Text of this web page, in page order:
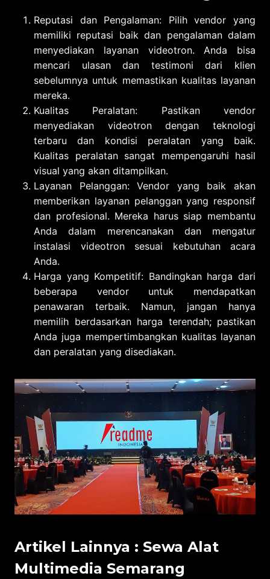
Reputasi dan Pengalaman: Pilih vendor yang
memiliki reputasi baik dan pengalaman dalam
menyediakan layanan videotron. Anda bisa
mencari ulasan dan testimoni dari klien
sebelumnya untuk memastikan kualitas layanan
mereka.
Kualitas Peralatan: Pastikan vendor
menyediakan videotron dengan teknologi
terbaru dan kondisi peralatan yang baik.
Kualitas peralatan sangat mempengaruhi hasil
visual yang akan ditampilkan.
Layanan Pelanggan: Vendor yang baik akan
memberikan layanan pelanggan yang responsif
dan profesional. Mereka harus siap membantu
Anda dalam merencanakan dan mengatur
instalasi videotron sesuai kebutuhan acara
Anda.
Harga yang Kompetitif: Bandingkan harga dari
beberapa vendor untuk mendapatkan
penawaran terbaik. Namun, jangan hanya
memilih berdasarkan harga terendah; pastikan
Anda juga mempertimbangkan kualitas layanan
dan peralatan yang disediakan.
Artikel Lainnya : Sewa Alat
Multimedia Semarang